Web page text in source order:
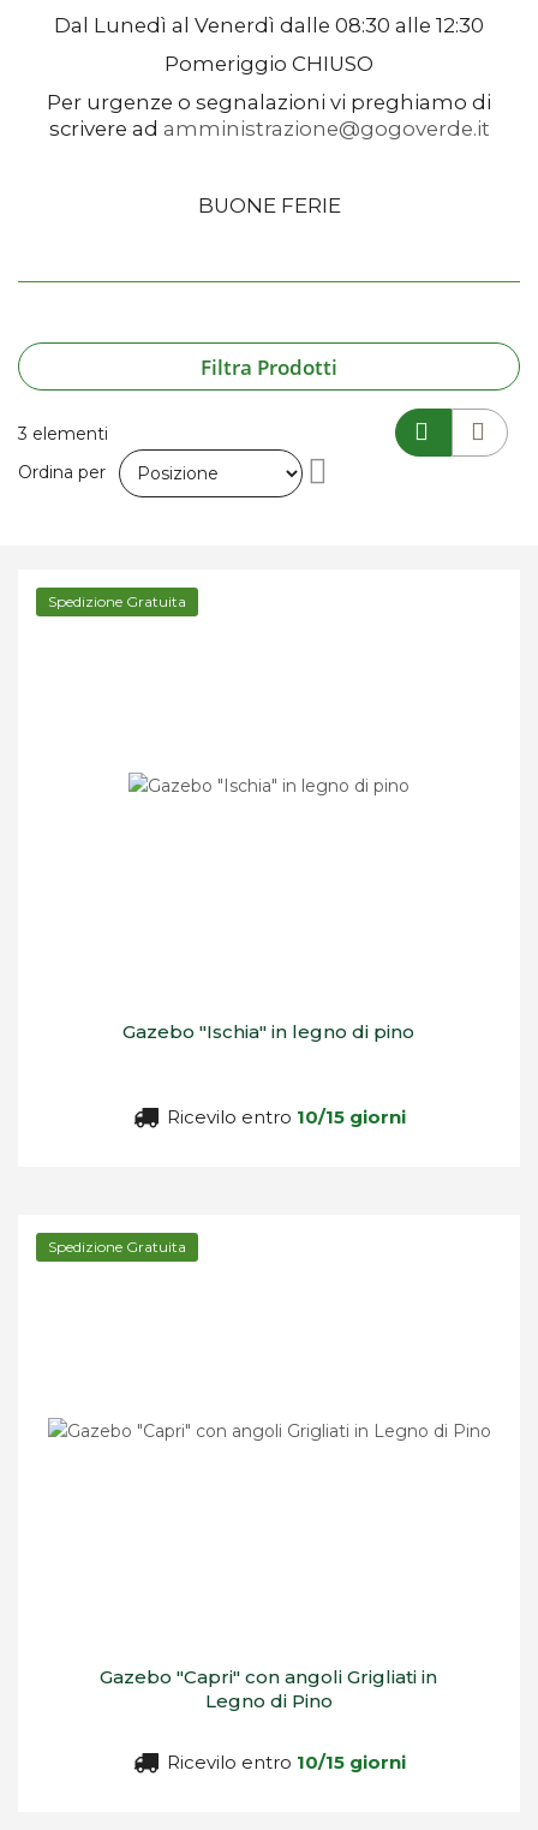
Dal Lunedì al Venerdì dalle 08:30 alle 12:30
Pomeriggio CHIUSO
Per urgenze o segnalazioni vi preghiamo di
scrivere ad amministrazione@gogoverde.it
BUONE FERIE
Filtra Prodotti
3 elementi
Ordina per
Spedizione Gratuita
Gazebo "Ischia" in legno di pino
Ricevilo entro 10/15 giorni
Spedizione Gratuita
Gazebo "Capri" con angoli Grigliati in
Legno di Pino
Ricevilo entro 10/15 giorni